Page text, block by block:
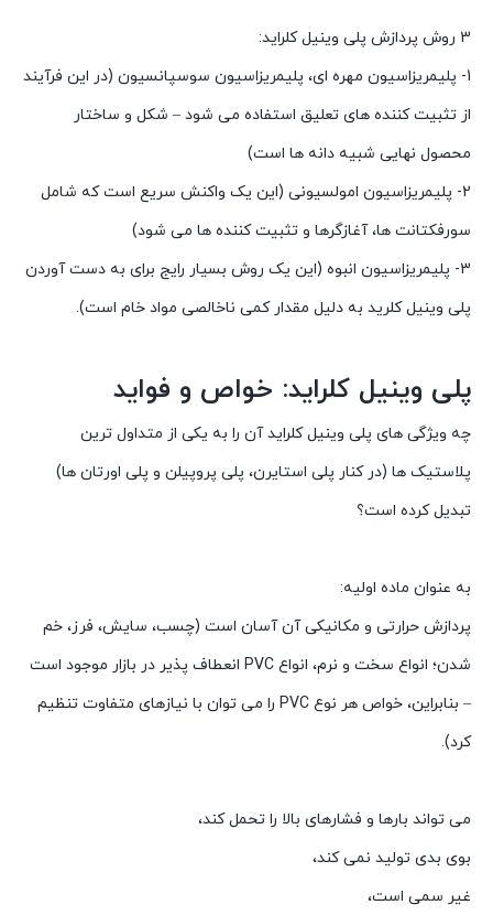
3 روش پردازش پلی وینیل کلراید:
1- پلیمریزاسیون مهره ای، پلیمریزاسیون سوسپانسیون (در این فرآیند
از تثبیت کننده های تعلیق استفاده می شود – شکل و ساختار
محصول نهایی شبیه دانه ها است)
2- پلیمریزاسیون امولسیونی (این یک واکنش سریع است که شامل
سورفکتانت ها، آغازگرها و تثبیت کننده ها می شود)
3- پلیمریزاسیون انبوه (این یک روش بسیار رایج برای به دست آوردن
پلی وینیل کلرید به دلیل مقدار کمی ناخالصی مواد خام است).
پلی وینیل کلراید: خواص و فواید
چه ویژگی های پلی وینیل کلراید آن را به یکی از متداول ترین
پلاستیک ها (در کنار پلی استایرن، پلی پروپیلن و پلی اورتان ها)
تبدیل کرده است؟
به عنوان ماده اولیه:
پردازش حرارتی و مکانیکی آن آسان است (چسب، سایش، فرز، خم
شدن؛ انواع سخت و نرم، انواع PVC انعطاف پذیر در بازار موجود است
– بنابراین، خواص هر نوع PVC را می توان با نیازهای متفاوت تنظیم
کرد).
می تواند بارها و فشارهای بالا را تحمل کند،
بوی بدی تولید نمی کند،
غیر سمی است،